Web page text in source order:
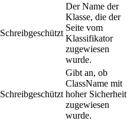
Schreibgeschützt
Der Name der
Klasse, die der
Seite vom
Klassifikator
zugewiesen
wurde.
Schreibgeschützt
Gibt an, ob
ClassName mit
hoher Sicherheit
zugewiesen
wurde.